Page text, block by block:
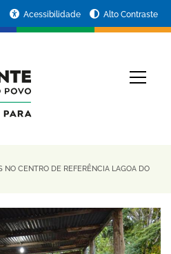
Acessibilidade Alto Contraste
CENTRO DE REFERÊNCIA LAGOA DO